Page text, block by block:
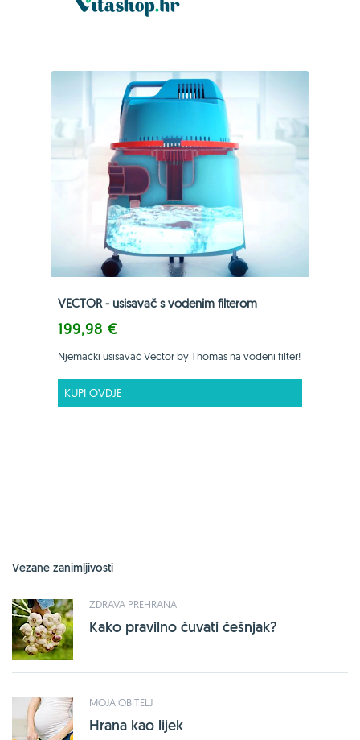
VECTOR - usisavač s vodenim filterom
199,98 €
Njemački usisavač Vector by Thomas na vodeni filter!
KUPI OVDJE
Vezane zanimljivosti
ZDRAVA PREHRANA
Kako pravilno čuvati češnjak?
MOJA OBITELJ
Hrana kao lijek